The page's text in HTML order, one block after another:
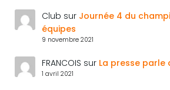
Club sur Journée 4 du
équipes
9 novembre 2021
FRANCOIS sur La presse parle
1 avril 2021